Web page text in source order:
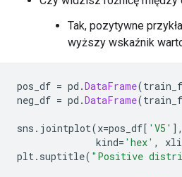
Tak, pozytywne
wyższy wskaźnik
pos_df = pd .DataFrame(
neg_df = pd .DataFrame(
sns . jointplot(x=pos_df[ 'V5' ],
kind= 'hex' ,
plt. suptitle( "Positive